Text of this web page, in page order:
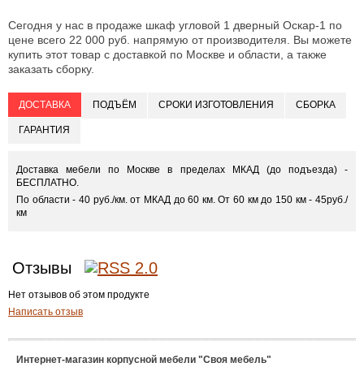
Сегодня у нас в продаже шкаф угловой 1 дверный Оскар-1 по
цене всего 22 000 руб. напрямую от производителя. Вы можете
купить этот товар с доставкой по Москве и области, а также
заказать сборку.
ДОСТАВКА ПОДЪЁМ СРОКИ ИЗГОТОВЛЕНИЯ СБОРКА
ГАРАНТИЯ
Доставка мебели по Москве в пределах МКАД (до подъезда) -
БЕСПЛАТНО.
По области - 40 руб./км. от МКАД до 60 км. От 60 км до 150 км - 45руб./
км
Отзывы
Нет отзывов об этом продукте
Написать отзыв
Интернет-магазин корпусной мебели "Своя мебель"